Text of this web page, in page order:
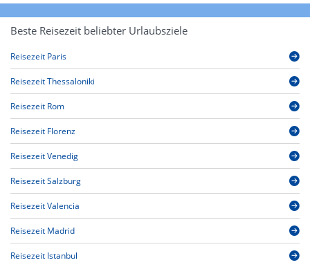
Beste Reisezeit beliebter Urlaubsziele
Reisezeit Paris
Reisezeit Thessaloniki
Reisezeit Rom
Reisezeit Florenz
Reisezeit Venedig
Reisezeit Salzburg
Reisezeit Valencia
Reisezeit Madrid
Reisezeit Istanbul